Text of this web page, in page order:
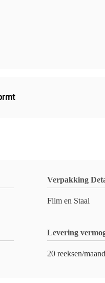
Verpakking
Film en Staal
Levering
20 reeksen/